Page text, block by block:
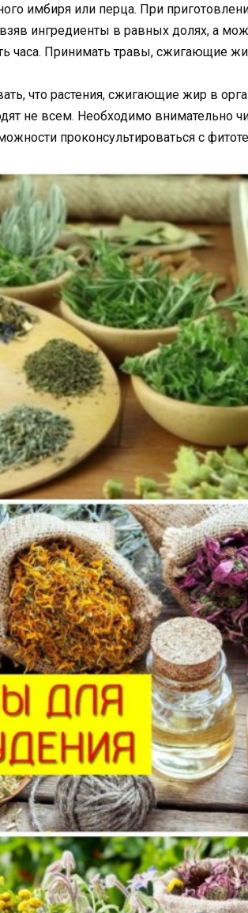
имбиря или перца. При
ингредиенты в равных долях, а
часа. Принимать травы, сжигающие
что растения, сжигающие жир в
не всем. Необходимо внимательно
проконсультироваться с